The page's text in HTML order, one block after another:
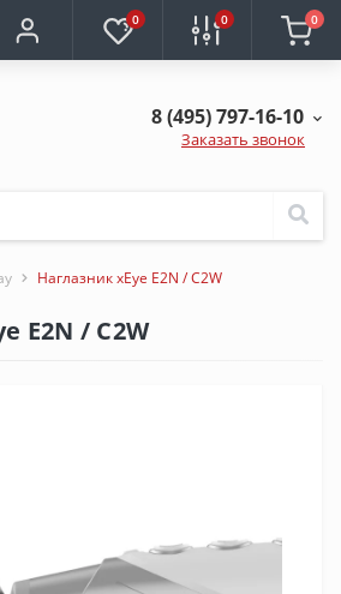
0 0 0
8 (495) 797-16-10
Заказать звонок
Наглазник xEye E2N / C2W
E2N / C2W